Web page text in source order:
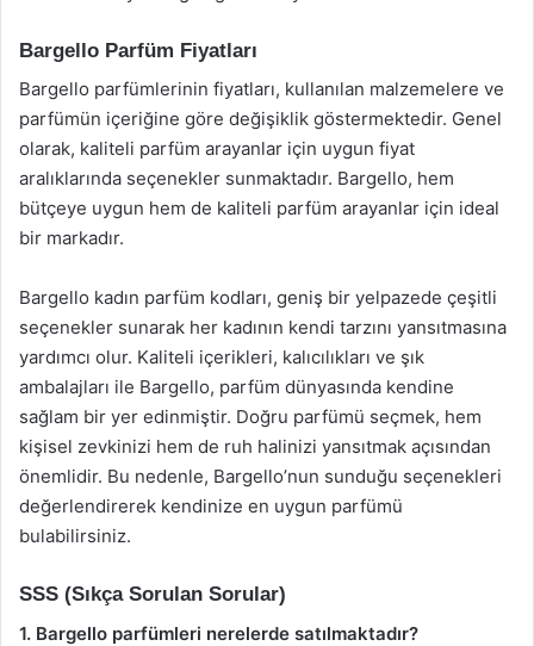
Bargello Parfüm Fiyatları
Bargello parfümlerinin fiyatları, kullanılan malzemelere ve
parfümün içeriğine göre değişiklik göstermektedir. Genel
olarak, kaliteli parfüm arayanlar için uygun fiyat
aralıklarında seçenekler sunmaktadır. Bargello, hem
bütçeye uygun hem de kaliteli parfüm arayanlar için ideal
bir markadır.
Bargello kadın parfüm kodları, geniş bir yelpazede çeşitli
seçenekler sunarak her kadının kendi tarzını yansıtmasına
yardımcı olur. Kaliteli içerikleri, kalıcılıkları ve şık
ambalajları ile Bargello, parfüm dünyasında kendine
sağlam bir yer edinmiştir. Doğru parfümü seçmek, hem
kişisel zevkinizi hem de ruh halinizi yansıtmak açısından
önemlidir. Bu nedenle, Bargello’nun sunduğu seçenekleri
değerlendirerek kendinize en uygun parfümü
bulabilirsiniz.
SSS (Sıkça Sorulan Sorular)
1. Bargello parfümleri nerelerde satılmaktadır?